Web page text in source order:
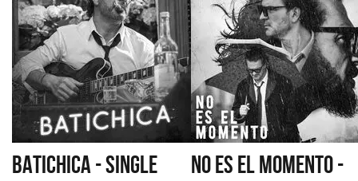
BATICHICA - SINGLE
NO ES EL MOMENTO -